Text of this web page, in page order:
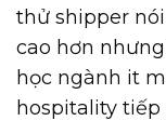
thử shipper
cao hơn
học ngành it
hospitality tiếp